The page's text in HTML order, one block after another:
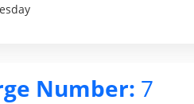
Number: 7